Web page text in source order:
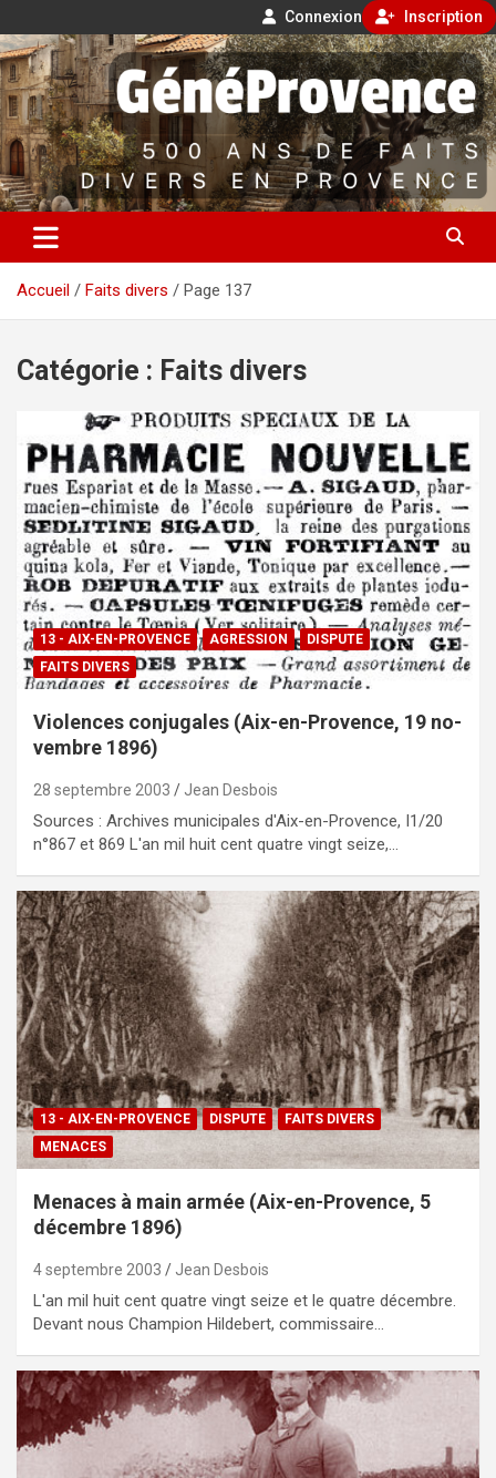
Connexion Inscription
Aller
au
contenu
GénéProvence
500 ans de faits divers en Provence
Accueil Faits divers Page 137
Catégorie : Faits divers
13 - AIX-EN-PROVENCE AGRESSION
DISPUTE
FAITS DIVERS
Vio­len­ces con­ju­ga­les (Aix-en-Pro­vence, 19 no­
vem­bre 1896)
28 septembre 2003 Jean Desbois
Sources : Archives municipales d'Aix-en-Provence, I1/20
n°867 et 869 L'an mil huit cent quatre vingt seize,…
13 - AIX-EN-PROVENCE DISPUTE
FAITS DIVERS
MENACES
Menaces à main armée (Aix-en-Provence, 5
décembre 1896)
4 septembre 2003 Jean Desbois
L'an mil huit cent quatre vingt seize et le quatre décembre.
Devant nous Champion Hildebert, commissaire…